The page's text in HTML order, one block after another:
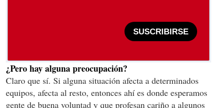
SUSCRIBIRSE
¿Pero hay alguna preocupación?
Claro que sí. Si alguna situación afecta a determinados
equipos, afecta al resto, entonces ahí es donde esperamos
gente de buena voluntad y que profesan cariño a algunos